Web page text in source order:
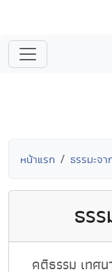
หน้าแรก ธรรมะจ
ธร
คติธรรม เทศ